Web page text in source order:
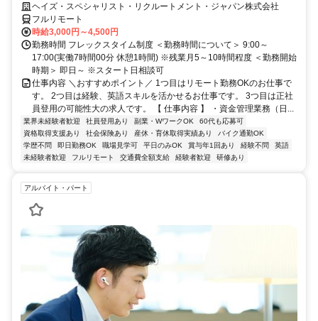
大／700万～800万／リモート勤務OK】経理財務
ヘイズ・スペシャリスト・リクルートメント・ジャパン株式会社
フルリモート
時給3,000円～4,500円
勤務時間 フレックスタイム制度 ＜勤務時間について＞ 9:00～
17:00(実働7時間00分 休憩1時間) ※残業月5～10時間程度 ＜勤務開始
時期＞ 即日～ ※スタート日相談可
仕事内容 ＼おすすめポイント／ 1つ目はリモート勤務OKのお仕事で
す。 2つ目は経験、英語スキルを活かせるお仕事です。 3つ目は正社
員登用の可能性大の求人です。 【 仕事内容 】 ・資金管理業務（日...
業界未経験者歓迎 社員登用あり 副業・WワークOK
60代も応募可
資格取得支援あり
社会保険あり 産休・育休取得実績あり
バイク通勤OK
学歴不問
即日勤務OK 職場見学可 平日のみOK 賞与年1回あり 経験不問
英語
未経験者歓迎
フルリモート 交通費全額支給 経験者歓迎 研修あり
アルバイト・パート